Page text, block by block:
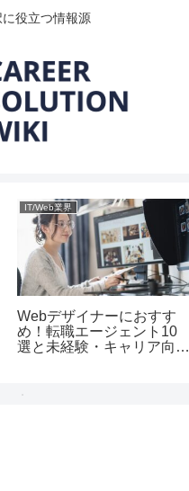
役立つ情報源
IT/Web業界
Webデザイナーにおすす
め！転職エージェント10
選と未経験・キャリア向け